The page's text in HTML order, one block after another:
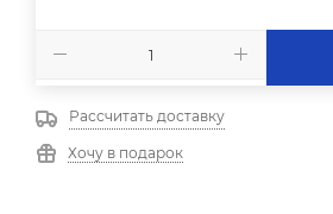
Рассчитать доставку
Хочу в подарок